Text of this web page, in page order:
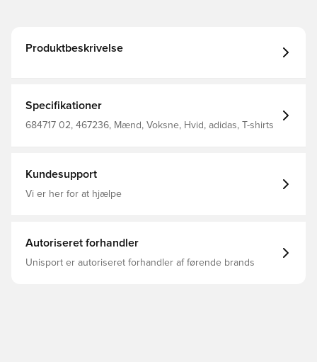
Produktbeskrivelse
Specifikationer
684717 02, 467236, Mænd, Voksne, Hvid, adidas, T-shirts
Kundesupport
Vi er her for at hjælpe
Autoriseret forhandler
Unisport er autoriseret forhandler af førende brands